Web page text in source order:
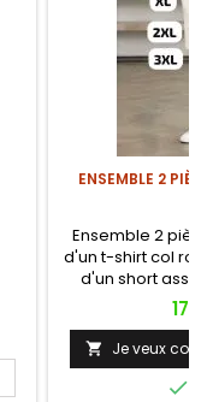
ENSEMBLE 2
Ensemble 2
d'un t-shirt col
d'un short
texturé waffle,
poitrine
cuisse du
cordon et
Prix
17
 Je veux
